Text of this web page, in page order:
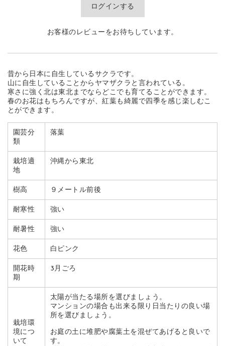
ログインする
お客様のレビューをお待ちしています。
昔から日本に自生しているサクラです。
山に自生していることからヤマザクラと言われている。
寒さに強く北は東北までならどこでも育てることができます。
春のお花はもちろんですが、紅葉も綺麗で四季を感じ楽しむこ
とができます。
園芸分
類
落葉
栽培適
地
沖縄から東北
樹高 ９メートル前後
耐寒性 強い
耐暑性 強い
花色 白ピンク
開花時
期
3月ごろ
栽培環
境につ
いて
太陽が当たる場所を選びましょう。
マンションの場合も出来る限り日当たりの良い場
所を選びましょう。
お庭の土に堆肥や腐葉土を混ぜてあげると良いで
す。